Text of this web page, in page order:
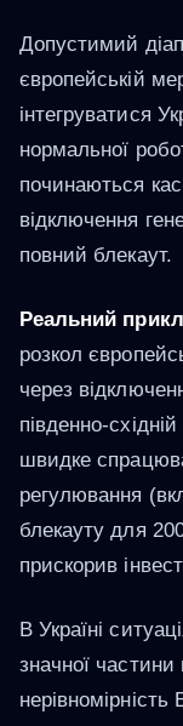
Допустимий
європейській
інтегруватися
нормальної
починаються
відключення
повний блекаут.
Реальний
розкол
через
південно-
швидке
регулювання
блекауту для
прискорив
В Україні
значної
нерівномірність